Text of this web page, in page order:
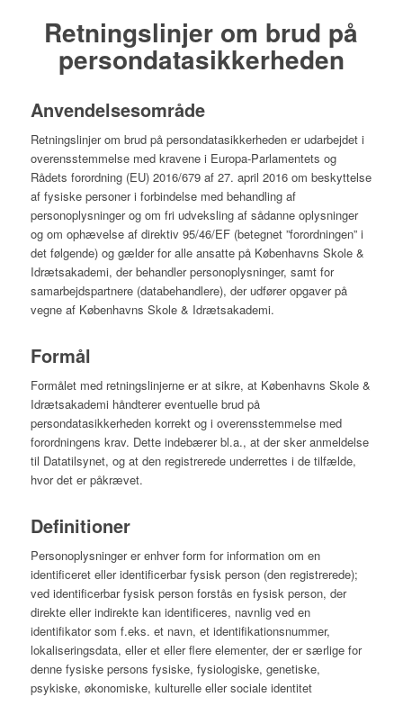
Retningslinjer om brud på
persondatasikkerheden
Anvendelsesområde
Retningslinjer om brud på persondatasikkerheden er udarbejdet i
overensstemmelse med kravene i Europa-Parlamentets og
Rådets forordning (EU) 2016/679 af 27. april 2016 om beskyttelse
af fysiske personer i forbindelse med behandling af
personoplysninger og om fri udveksling af sådanne oplysninger
og om ophævelse af direktiv 95/46/EF (betegnet ”forordningen” i
det følgende) og gælder for alle ansatte på Københavns Skole &
Idrætsakademi, der behandler personoplysninger, samt for
samarbejdspartnere (databehandlere), der udfører opgaver på
vegne af Københavns Skole & Idrætsakademi.
Formål
Formålet med retningslinjerne er at sikre, at Københavns Skole &
Idrætsakademi håndterer eventuelle brud på
persondatasikkerheden korrekt og i overensstemmelse med
forordningens krav. Dette indebærer bl.a., at der sker anmeldelse
til Datatilsynet, og at den registrerede underrettes i de tilfælde,
hvor det er påkrævet.
Definitioner
Personoplysninger er enhver form for information om en
identificeret eller identificerbar fysisk person (den registrerede);
ved identificerbar fysisk person forstås en fysisk person, der
direkte eller indirekte kan identificeres, navnlig ved en
identifikator som f.eks. et navn, et identifikationsnummer,
lokaliseringsdata, eller et eller flere elementer, der er særlige for
denne fysiske persons fysiske, fysiologiske, genetiske,
psykiske, økonomiske, kulturelle eller sociale identitet